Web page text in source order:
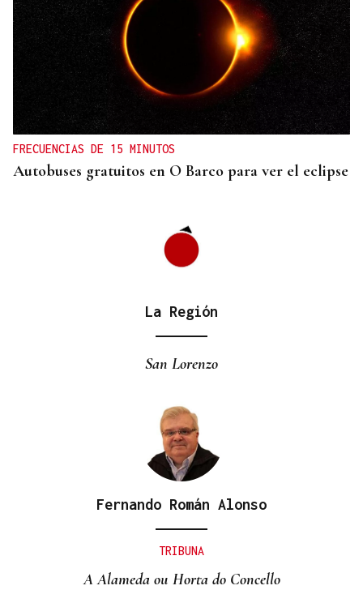
+ DEPORTE
Allariz se mueve a ritmo de zumba
FRECUENCIAS DE 15 MINUTOS
Autobuses gratuitos en O Barco para ver el eclipse
La Región
San Lorenzo
Fernando Román Alonso
TRIBUNA
A Alameda ou Horta do Concello